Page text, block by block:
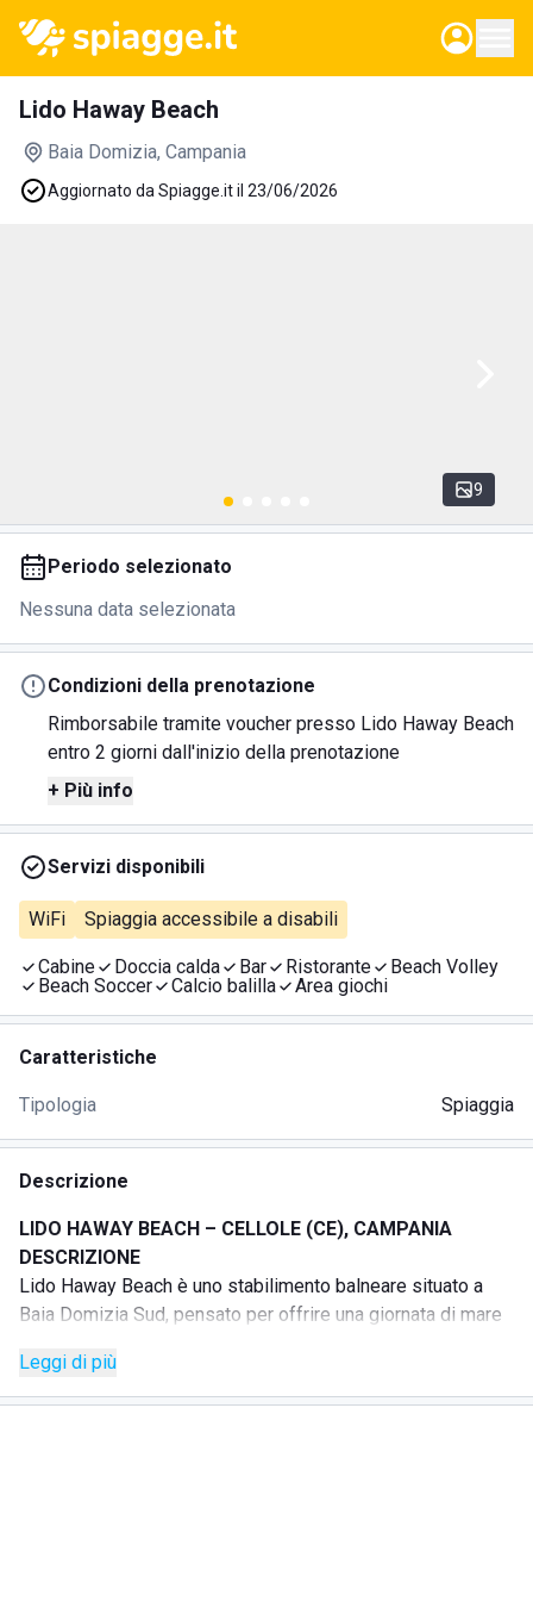
Lido Haway Beach
Baia Domizia, Campania
Aggiornato da Spiagge.it il 23/06/2026
9
Periodo selezionato
Nessuna data selezionata
Condizioni della prenotazione
Rimborsabile tramite voucher presso Lido Haway Beach
entro 2 giorni dall'inizio della prenotazione
+ Più info
Servizi disponibili
WiFi Spiaggia accessibile a disabili
Cabine Doccia calda Bar Ristorante
Beach Volley
Beach Soccer
Calcio balilla Area giochi
Caratteristiche
Tipologia Spiaggia
Descrizione
LIDO HAWAY BEACH – CELLOLE (CE), CAMPANIA
DESCRIZIONE
Lido Haway Beach è uno stabilimento balneare situato a
Baia Domizia Sud, pensato per offrire una giornata di mare
Tra il suono delle onde, la brezza marina e una spiaggia
accogliente, la struttura permette di vivere momenti di
Leggi di più